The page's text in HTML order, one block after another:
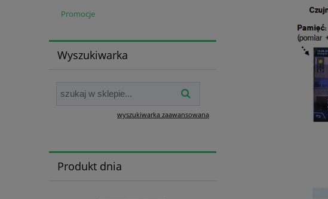
Promocje
Wyszukiwarka
wyszukiwarka zaawansowana
Produkt dnia